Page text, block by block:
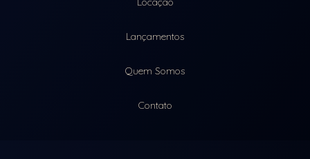
Lançamentos
Quem Somos
Contato